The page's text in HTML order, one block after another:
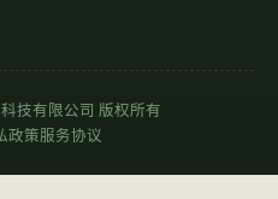
技有限公司 版权所有
政策服务协议